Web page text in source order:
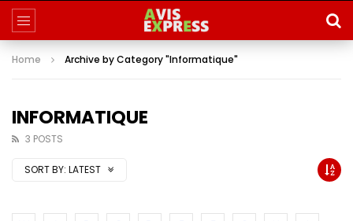
Home Archive by Category "Informatique"
INFORMATIQUE
3 POSTS
SORT BY: LATEST